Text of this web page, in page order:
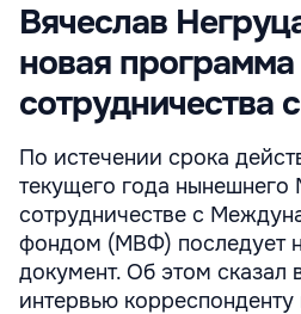
Вячеслав
новая программа
сотрудничества
По истечении срока
текущего года
сотрудничестве с
фондом (МВФ) последует
документ. Об этом сказал
интервью